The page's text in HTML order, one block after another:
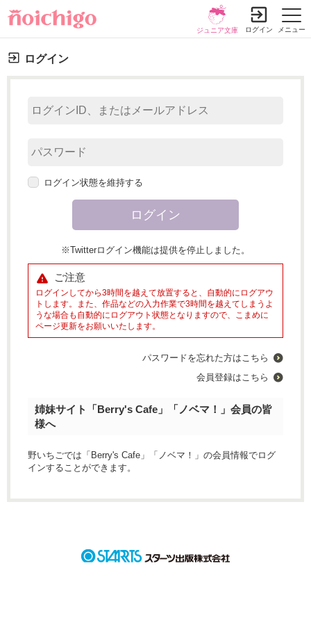
メニュー
ジュニア文庫 ログイン
ログイン
ログイン状態を維持する
※Twitterログイン機能は提供を停止しました。
ご注意
ログインしてから3時間を越えて放置すると、自動的にログアウ
トします。また、作品などの入力作業で3時間を越えてしまうよ
うな場合も自動的にログアウト状態となりますので、こまめに
ページ更新をお願いいたします。
パスワードを忘れた方はこちら
会員登録はこちら
姉妹サイト「Berry's Cafe」「ノベマ！」会員の皆
様へ
野いちごでは「Berry's Cafe」「ノベマ！」の会員情報でログ
インすることができます。